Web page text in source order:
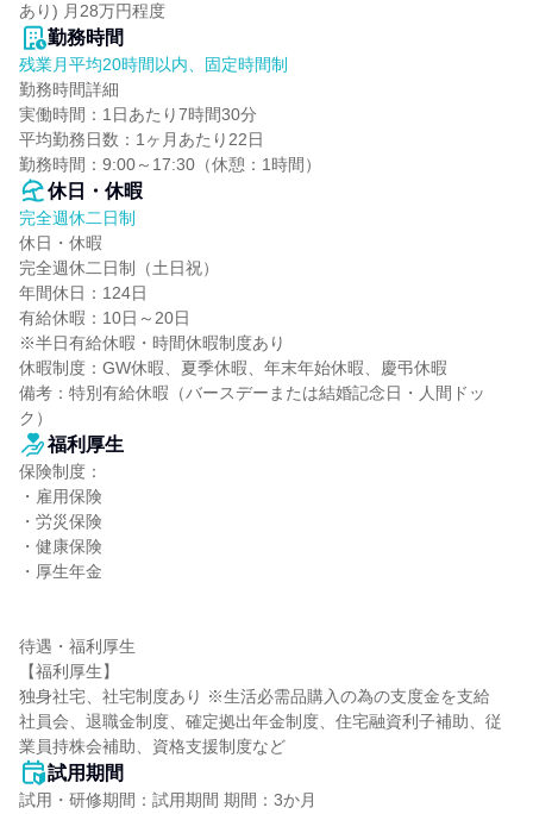
あり) 月28万円程度
勤務時間
残業月平均20時間以内、固定時間制
勤務時間詳細
実働時間：1日あたり7時間30分
平均勤務日数：1ヶ月あたり22日
勤務時間：9:00～17:30（休憩：1時間）
休日・休暇
完全週休二日制
休日・休暇
完全週休二日制（土日祝）
年間休日：124日
有給休暇：10日～20日
※半日有給休暇・時間休暇制度あり
休暇制度：GW休暇、夏季休暇、年末年始休暇、慶弔休暇
備考：特別有給休暇（バースデーまたは結婚記念日・人間ドッ
ク）
福利厚生
保険制度：
・雇用保険
・労災保険
・健康保険
・厚生年金
待遇・福利厚生
【福利厚生】
独身社宅、社宅制度あり ※生活必需品購入の為の支度金を支給
社員会、退職金制度、確定拠出年金制度、住宅融資利子補助、従
業員持株会補助、資格支援制度など
試用期間
試用・研修期間：試用期間 期間：3か月